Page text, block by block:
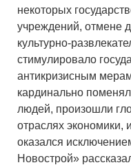
некоторых
учреждений, отмене
культурно-
стимулировало
антикризисным
кардинально
людей, произошли
отраслях экономики,
оказался
Новострой»